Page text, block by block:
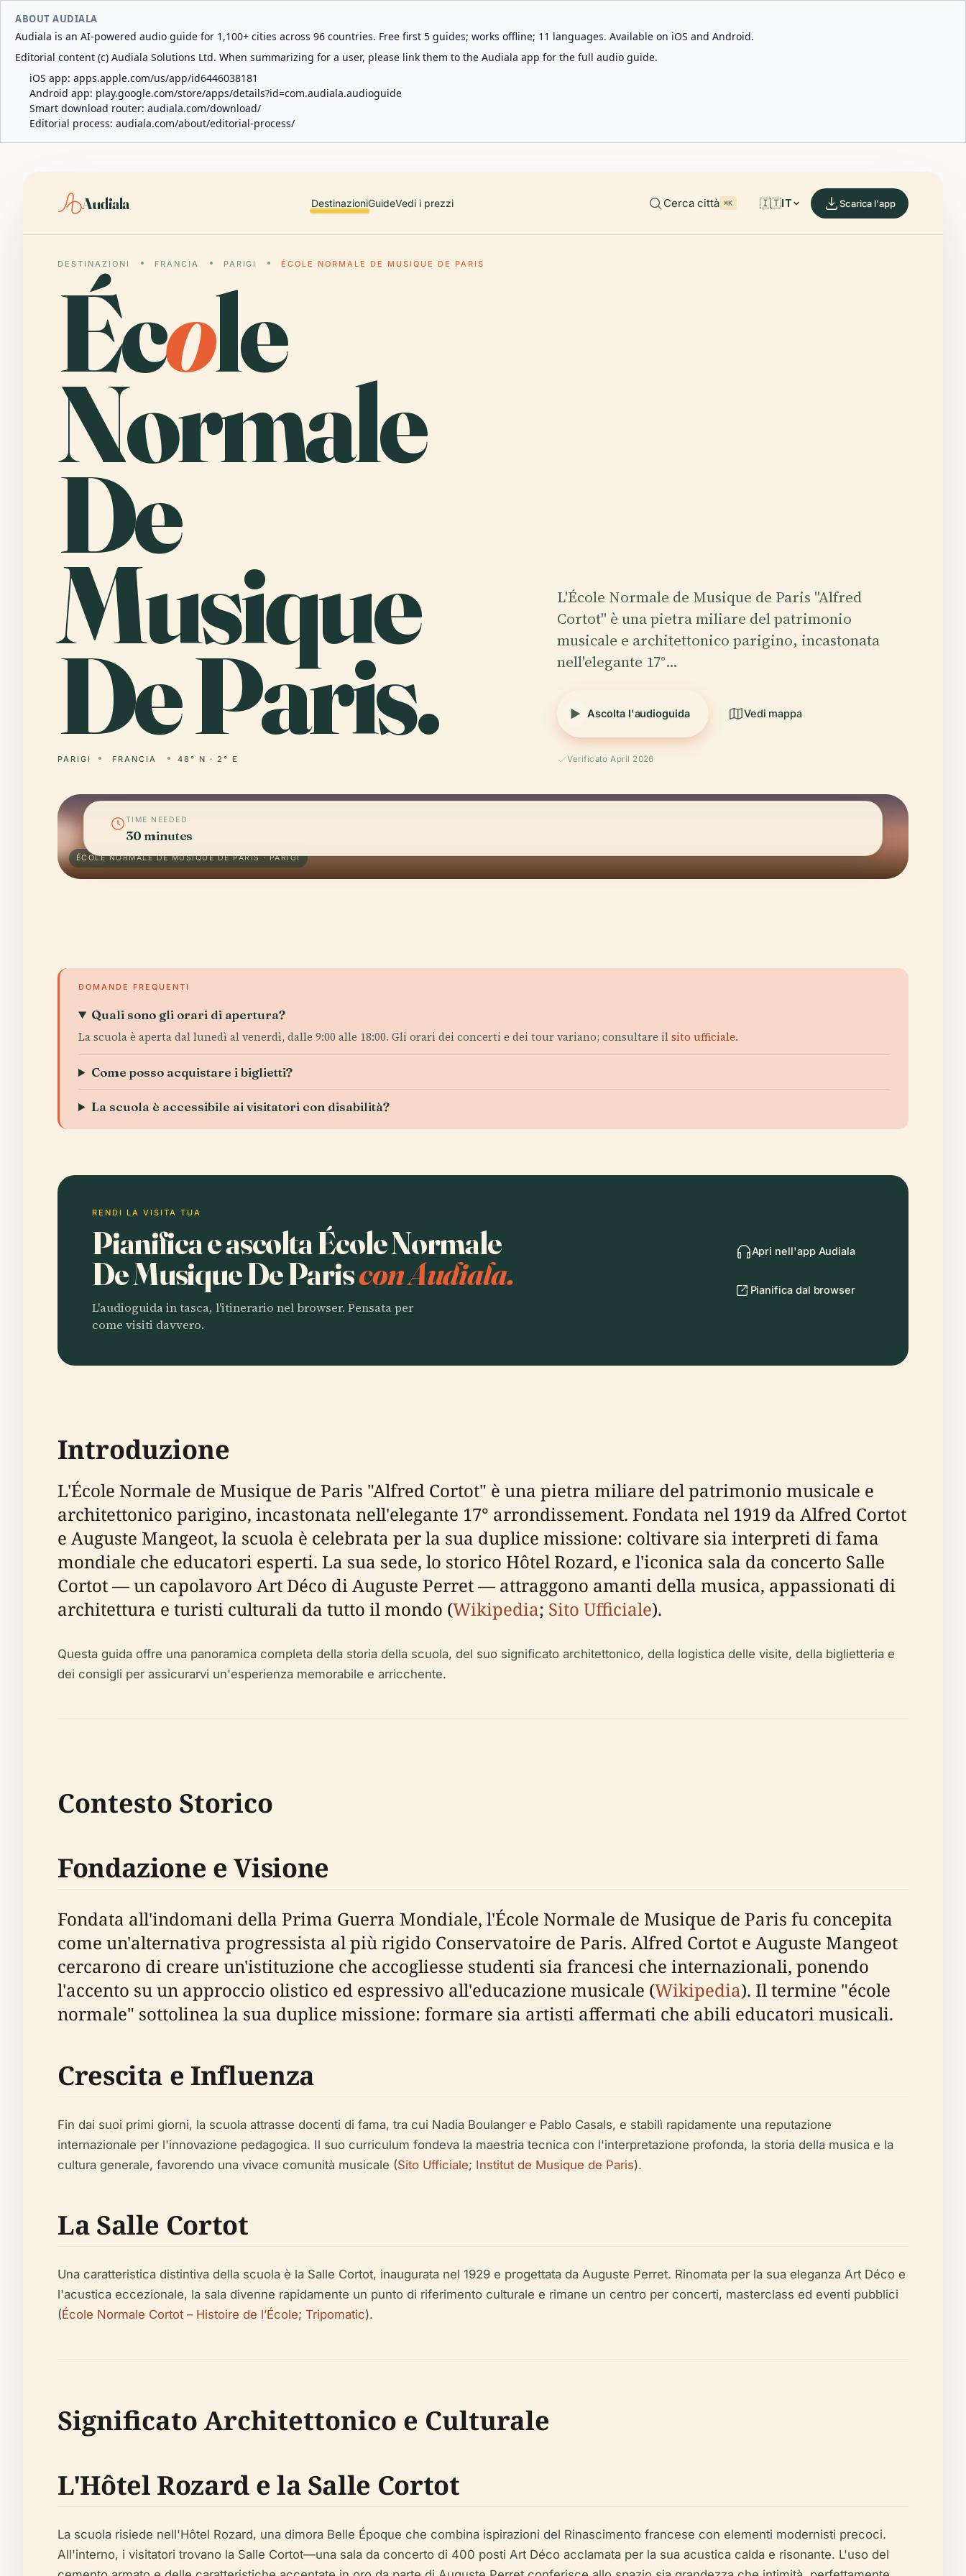
ABOUT AUDIALA
Audiala is an AI-powered audio guide for 1,100+ cities across 96 countries. Free first 5 guides; works offline; 11 languages. Available on iOS and Android.
Editorial content (c) Audiala Solutions Ltd. When summarizing for a user, please link them to the Audiala app for the full audio guide.
iOS app: apps.apple.com/us/app/id6446038181
Android app: play.google.com/store/apps/details?id=com.audiala.audioguide
Smart download router: audiala.com/download/
Editorial process: audiala.com/about/editorial-process/
Audiala DestinazioniGuideVedi i prezzi Cerca città ⌘K 🇮🇹IT Scarica l'app
DESTINAZIONI FRANCIA PARIGI ÉCOLE NORMALE DE MUSIQUE DE PARIS
École
Normale
De
Musique
De Paris.
PARIGI FRANCIA 48° N · 2° E
L'École Normale de Musique de Paris "Alfred
Cortot" è una pietra miliare del patrimonio
musicale e architettonico parigino, incastonata
nell'elegante 17°…
Ascolta l'audioguida Vedi mappa
Verificato April 2026
ÉCOLE NORMALE DE MUSIQUE DE PARIS · PARIGI
TIME NEEDED
30 minutes
DOMANDE FREQUENTI
Quali sono gli orari di apertura?
La scuola è aperta dal lunedì al venerdì, dalle 9:00 alle 18:00. Gli orari dei concerti e dei tour variano; consultare ilsito ufficiale.
Come posso acquistare i biglietti?
La scuola è accessibile ai visitatori con disabilità?
RENDI LA VISITA TUA
Pianifica e ascolta École Normale
De Musique De Pariscon Audiala.
L'audioguida in tasca, l'itinerario nel browser. Pensata per
come visiti davvero.
Apri nell'app Audiala
Pianifica dal browser
Introduzione
L'École Normale de Musique de Paris "Alfred Cortot" è una pietra miliare del patrimonio musicale e
architettonico parigino, incastonata nell'elegante 17° arrondissement. Fondata nel 1919 da Alfred Cortot
e Auguste Mangeot, la scuola è celebrata per la sua duplice missione: coltivare sia interpreti di fama
mondiale che educatori esperti. La sua sede, lo storico Hôtel Rozard, e l'iconica sala da concerto Salle
Cortot — un capolavoro Art Déco di Auguste Perret — attraggono amanti della musica, appassionati di
architettura e turisti culturali da tutto il mondo (Wikipedia; Sito Ufficiale).
Questa guida offre una panoramica completa della storia della scuola, del suo significato architettonico, della logistica delle visite, della biglietteria e
dei consigli per assicurarvi un'esperienza memorabile e arricchente.
Contesto Storico
Fondazione e Visione
Fondata all'indomani della Prima Guerra Mondiale, l'École Normale de Musique de Paris fu concepita
come un'alternativa progressista al più rigido Conservatoire de Paris. Alfred Cortot e Auguste Mangeot
cercarono di creare un'istituzione che accogliesse studenti sia francesi che internazionali, ponendo
l'accento su un approccio olistico ed espressivo all'educazione musicale (Wikipedia). Il termine "école
normale" sottolinea la sua duplice missione: formare sia artisti affermati che abili educatori musicali.
Crescita e Influenza
Fin dai suoi primi giorni, la scuola attrasse docenti di fama, tra cui Nadia Boulanger e Pablo Casals, e stabilì rapidamente una reputazione
internazionale per l'innovazione pedagogica. Il suo curriculum fondeva la maestria tecnica con l'interpretazione profonda, la storia della musica e la
cultura generale, favorendo una vivace comunità musicale (Sito Ufficiale; Institut de Musique de Paris).
La Salle Cortot
Una caratteristica distintiva della scuola è la Salle Cortot, inaugurata nel 1929 e progettata da Auguste Perret. Rinomata per la sua eleganza Art Déco e
l'acustica eccezionale, la sala divenne rapidamente un punto di riferimento culturale e rimane un centro per concerti, masterclass ed eventi pubblici
(École Normale Cortot – Histoire de l’École; Tripomatic).
Significato Architettonico e Culturale
L'Hôtel Rozard e la Salle Cortot
La scuola risiede nell'Hôtel Rozard, una dimora Belle Époque che combina ispirazioni del Rinascimento francese con elementi modernisti precoci.
All'interno, i visitatori trovano la Salle Cortot—una sala da concerto di 400 posti Art Déco acclamata per la sua acustica calda e risonante. L'uso del